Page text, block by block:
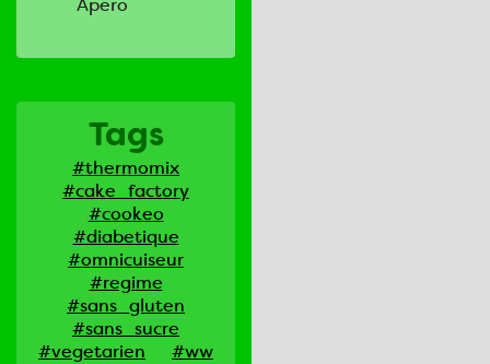
Tags
#thermomix
#cake_factory
#cookeo
#diabetique
#omnicuiseur
#regime
#sans_gluten
#sans_sucre
#vegetarien
#ww